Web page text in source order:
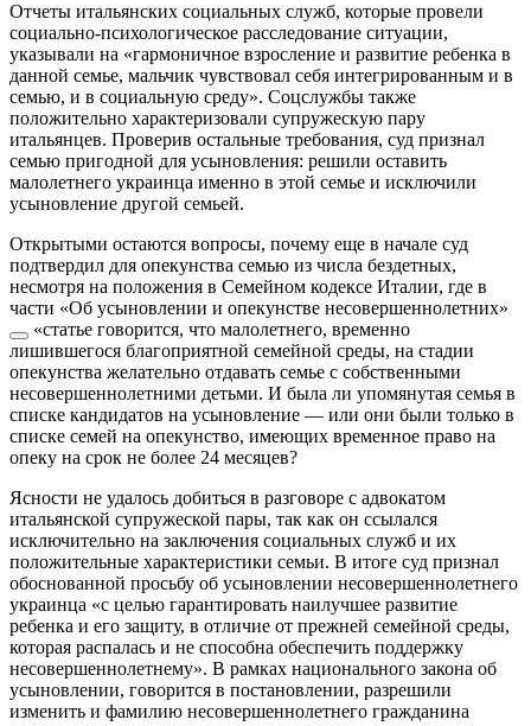
Отчеты итальянских социальных служб, которые провели
социально-психологическое расследование ситуации,
указывали на «гармоничное взросление и развитие ребенка в
данной семье, мальчик чувствовал себя интегрированным и в
семью, и в социальную среду». Соцслужбы также
положительно характеризовали супружескую пару
итальянцев. Проверив остальные требования, суд признал
семью пригодной для усыновления: решили оставить
малолетнего украинца именно в этой семье и исключили
усыновление другой семьей.
Открытыми остаются вопросы, почему еще в начале суд
подтвердил для опекунства семью из числа бездетных,
несмотря на положения в Семейном кодексе Италии, где в
части «Об усыновлении и опекунстве несовершеннолетних»
«статье говорится, что малолетнего, временно
лишившегося благоприятной семейной среды, на стадии
опекунства желательно отдавать семье с собственными
несовершеннолетними детьми. И была ли упомянутая семья в
списке кандидатов на усыновление — или они были только в
списке семей на опекунство, имеющих временное право на
опеку на срок не более 24 месяцев?
Ясности не удалось добиться в разговоре с адвокатом
итальянской супружеской пары, так как он ссылался
исключительно на заключения социальных служб и их
положительные характеристики семьи. В итоге суд признал
обоснованной просьбу об усыновлении несовершеннолетнего
украинца «с целью гарантировать наилучшее развитие
ребенка и его защиту, в отличие от прежней семейной среды,
которая распалась и не способна обеспечить поддержку
несовершеннолетнему». В рамках национального закона об
усыновлении, говорится в постановлении, разрешили
изменить и фамилию несовершеннолетнего гражданина